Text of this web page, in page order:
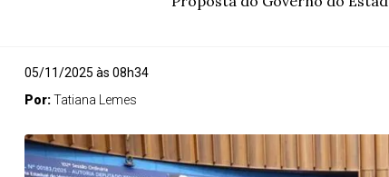
05/11/2025 às 08h34
Por:Tatiana Lemes